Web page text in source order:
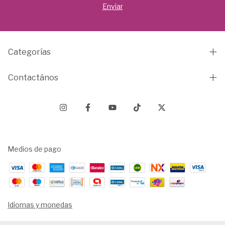
Categorías
Contactános
Medios de pago
Idiomas y monedas